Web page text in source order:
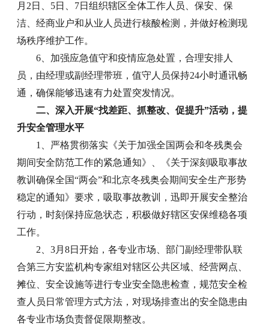
月2日、5日、7日组织辖区全体工作人员、保安、保
洁、经商业户和从业人员进行核酸检测，并做好检测现
场秩序维护工作。
6、加强应急值守和疫情应急处置，合理安排人
员，由经理或副经理带班，值守人员保持24小时通讯畅
通，确保能够迅速有力处置突发情况。
二、深入开展“找差距、抓整改、促提升”活动，提
升安全管理水平
1、严格贯彻落实《关于加强全国两会和冬残奥会
期间安全防范工作的紧急通知》、《关于深刻吸取事故
教训确保全国“两会”和北京冬残奥会期间安全生产形势
稳定的通知》要求，吸取事故教训，迅即开展安全整治
行动，时刻保持应急状态，积极做好辖区安保维稳各项
工作。
2、3月8日开始，各专业市场、部门副经理带队联
合第三方安监机构专家组对辖区公共区域、经营网点、
摊位、安全设施等进行专业安全隐患检查，规范安全检
查人员日常管理方式方法，对现场排查出的安全隐患由
各专业市场负责督促限期整改。